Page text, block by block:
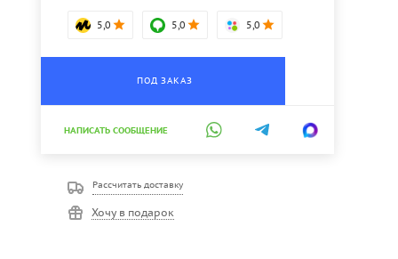
5,0 5,0 5,0
ПОД ЗАКАЗ
НАПИСАТЬ СООБЩЕНИЕ
Рассчитать доставку
Хочу в подарок